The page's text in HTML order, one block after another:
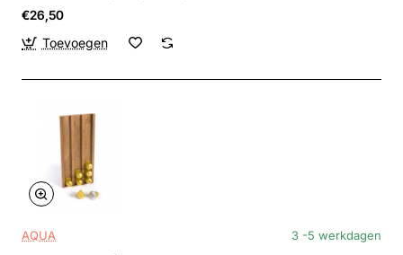
€26,50
Toevoegen
AQUA 3 -5 werkdagen